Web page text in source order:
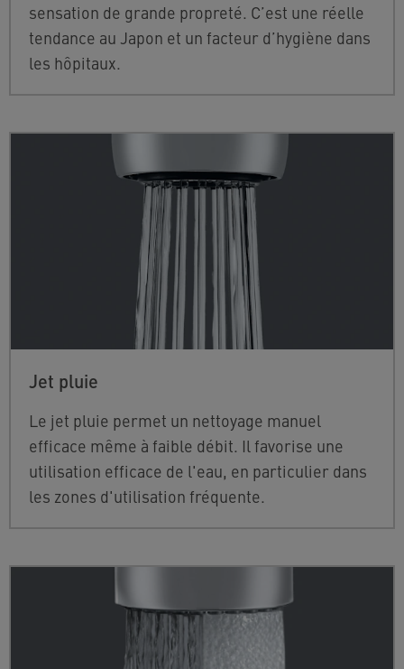
sensation de grande propreté. C’est une réelle
tendance au Japon et un facteur d’hygiène dans
les hôpitaux.
Jet pluie
Le jet pluie permet un nettoyage manuel
efficace même à faible débit. Il favorise une
utilisation efficace de l'eau, en particulier dans
les zones d'utilisation fréquente.